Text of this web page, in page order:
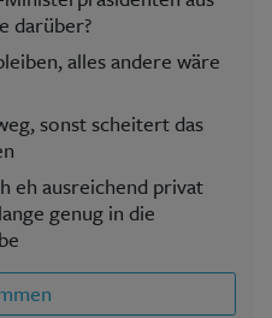
darüber?
alles andere wäre
sonst scheitert das
eh ausreichend privat
genug in die